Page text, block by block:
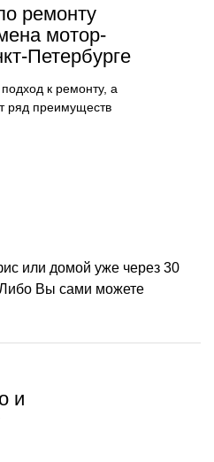
р
р
р
ремонту
мотор-
Петербурге
к ремонту, а
ряд преимуществ
или домой уже через 30
Вы сами можете
и